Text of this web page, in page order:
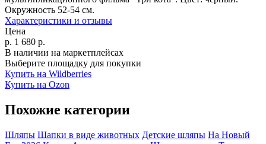
Окружность 52-54 см.
Характеристики и отзывы
Цена
р. 1 680 р.
В наличии на маркетплейсах
Выберите площадку для покупки
Купить на Wildberries
Купить на Ozon
Похожие категории
Шляпы Шапки в виде животных Детские шляпы На Новый